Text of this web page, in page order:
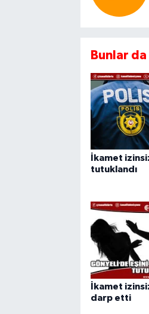
Bunlar
İkamet
tutuklandı
İkamet
darp etti